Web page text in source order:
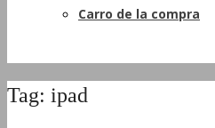
Carro de la compra
Tag: ipad